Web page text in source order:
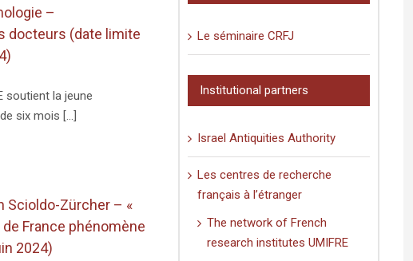
–
docteurs (date limite
soutient la jeune
six mois [...]
Scioldo-Zürcher – «
France phénomène
2024)
Le séminaire CRFJ
Institutional partners
Israel Antiquities Authority
Les centres de recherche
français à l’étranger
The network of French
research institutes UMIFRE